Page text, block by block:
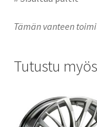
Tämän vanteen
Tutustu myös